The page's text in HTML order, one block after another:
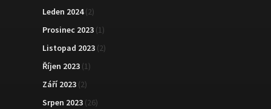
Leden 2024(2)
Prosinec 2023 (1)
Listopad 2023 (2)
Říjen 2023 (1)
Září 2023 (2)
Srpen 2023 (26)